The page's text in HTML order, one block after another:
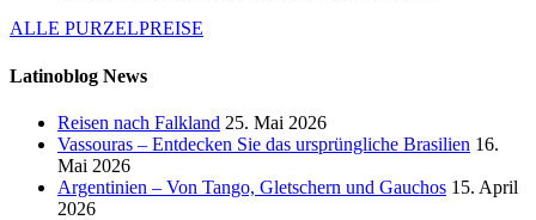
ALLE PURZELPREISE
Latinoblog News
Reisen nach Falkland 25. Mai 2026
Vassouras – Entdecken Sie das ursprüngliche Brasilien 16.
Mai 2026
Argentinien – Von Tango, Gletschern und Gauchos 15. April
2026